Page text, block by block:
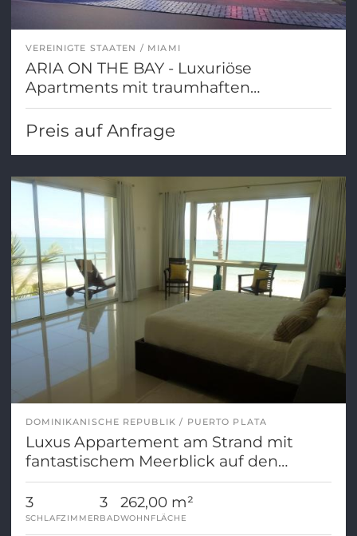
VEREINIGTE STAATEN MIAMI
ARIA ON THE BAY - Luxuriöse
Apartments mit traumhaften
Ausblicken auf das Meer und die Stadt
Miami
Preis auf Anfrage
DOMINIKANISCHE REPUBLIK PUERTO PLATA
Luxus Appartement am Strand mit
fantastischem Meerblick auf den
Atlantik
3
SCHLAFZIMMER
3
BAD
262,00 m²
WOHNFLÄCHE